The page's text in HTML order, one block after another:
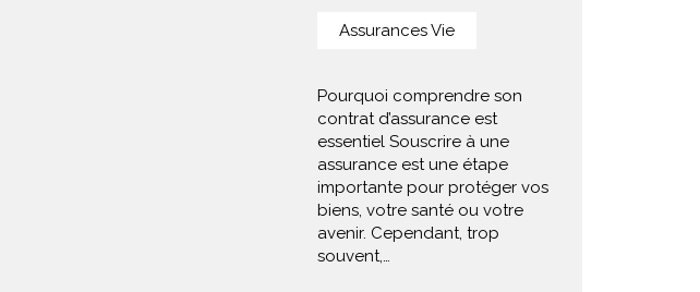
Assurances Vie
Pourquoi comprendre son
contrat d’assurance est
essentiel Souscrire à une
assurance est une étape
importante pour protéger vos
biens, votre santé ou votre
avenir. Cependant, trop
souvent,…